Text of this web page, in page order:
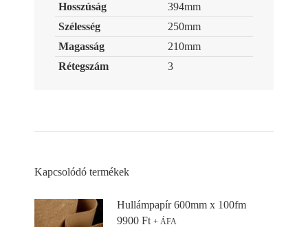
Hosszúság
394mm
Szélesség
250mm
Magasság
210mm
Rétegszám
3
Kapcsolódó termékek
Hullámpapír 600mm x 100fm
9900 Ft + ÁFA